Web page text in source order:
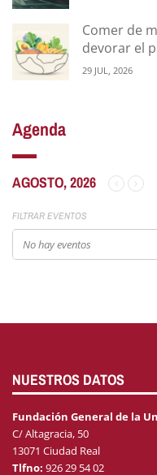
Comer de
devorar el
29 JUL, 2026
Agenda
AGOSTO, 2026
FILTRAR EVENTOS
No hay eventos
NUESTROS DATOS
Fundación General de la
C/ Altagracia, 50
13071 Ciudad Real
Tlfno: 926 29 54 02